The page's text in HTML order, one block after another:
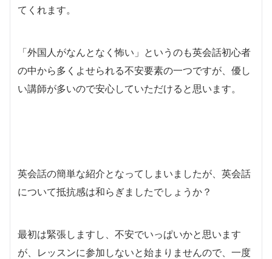
てくれます。
「外国人がなんとなく怖い」というのも英会話初心者
の中から多くよせられる不安要素の一つですが、優し
い講師が多いので安心していただけると思います。
英会話の簡単な紹介となってしまいましたが、英会話
について抵抗感は和らぎましたでしょうか？
最初は緊張しますし、不安でいっぱいかと思います
が、レッスンに参加しないと始まりませんので、一度